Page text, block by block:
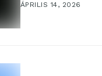
ÁPRILIS 14, 2026